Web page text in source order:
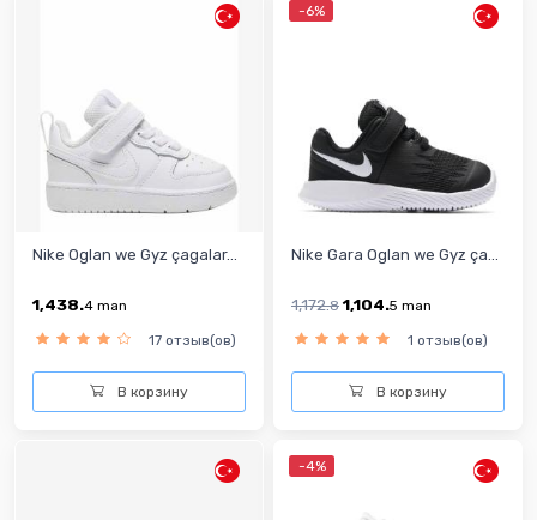
Nike Oglan we Gyz çagalar...
1,438.4 man
17 отзыв(ов)
В корзину
-6%
Nike Gara Oglan we Gyz ça...
1,172.8 1,104.5 man
1 отзыв(ов)
В корзину
-4%